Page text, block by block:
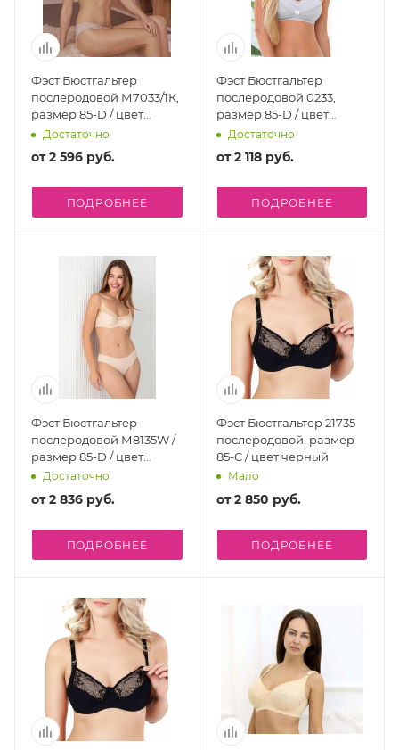
Фэст Бюстгальтер
послеродовой М7033/1К,
размер 85-D / цвет
бежевый меланж-белый
Достаточно
от2 596 руб.
ПОДРОБНЕЕ
Фэст Бюстгальтер
послеродовой 0233,
размер 85-D / цвет
серый меланж-белый
Достаточно
от2 118 руб.
ПОДРОБНЕЕ
Фэст Бюстгальтер
послеродовой М8135W /
размер 85-D / цвет
бежевый-сетка
Достаточно
от2 836 руб.
ПОДРОБНЕЕ
Фэст Бюстгальтер 21735
послеродовой, размер
85-C / цвет черный
Мало
от2 850 руб.
ПОДРОБНЕЕ